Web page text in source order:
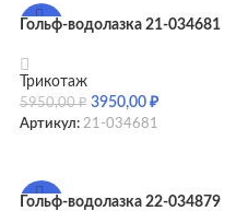
-34%
НО
Гольф-водолазка 21-034681
Трикотаж
5950,00₽ 3950,00 ₽
Артикул: 21-034681
-34%
Гольф-водолазка 22-034879